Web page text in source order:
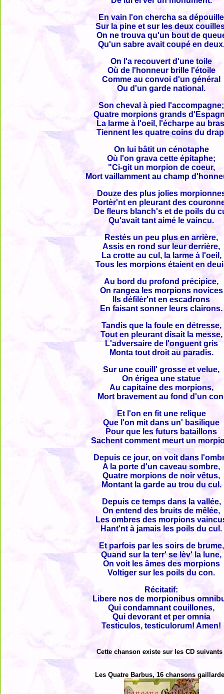
En vain l'on chercha sa dépouille
Sur la pine et sur les deux
On ne trouva qu'un bout de
Qu'un sabre avait coupé en
On l'a recouvert d'une toile
Où de l'honneur brille l'étoile
Comme au convoi d'un général
Ou d'un garde national.
Son cheval à pied l'accompagne;
Quatre morpions grands
La larme à l'oeil, l'écharpe au
Tiennent les quatre coins du
On lui bâtit un cénotaphe
Où l'on grava cette épitaphe;
"Ci-git un morpion de coeur,
Mort vaillamment au champ
Douze des plus jolies
Portèr'nt en pleurant des
De fleurs blanch's et de poils du
Qu'avait tant aimé le vaincu.
Restés un peu plus en arrière,
Assis en rond sur leur derrière,
La crotte au cul, la larme à l'oeil,
Tous les morpions étaient en
Au bord du profond précipice,
On rangea les morpions novices
Ils défilèr'nt en escadrons
En faisant sonner leurs clairons.
Tandis que la foule en détresse,
Tout en pleurant disait la messe,
L'adversaire de l'onguent gris
Monta tout droit au paradis.
Sur une couill' grosse et velue,
On érigea une statue
Au capitaine des morpions,
Mort bravement au fond d'un
Et l'on en fit une relique
Que l'on mit dans un' basilique
Pour que les futurs bataillons
Sachent comment meurt un
Depuis ce jour, on voit dans
A la porte d'un caveau sombre,
Quatre morpions de noir vêtus,
Montant la garde au trou du cul.
Depuis ce temps dans la vallée,
On entend des bruits de mêlée,
Les ombres des morpions
Hant'nt à jamais les poils du cul.
Et parfois par les soirs de brume,
Quand sur la terr' se lèv' la lune,
On voit les âmes des morpions
Voltiger sur les poils du con.
Récitatif:
Libere nos de morpionibus
Qui condamnant couillones,
Qui devorant et per omnia
Testiculos, testiculorum! Amen!
Cette chanson existe sur les CD suivants
Les Quatre Barbus, 16 chansons